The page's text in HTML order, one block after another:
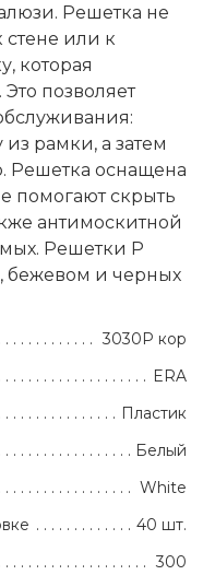
Решетка не
стене или к
которая
позволяет
рамки, а затем
Решетка оснащена
помогают скрыть
антимоскитной
Решетки Р
бежевом и черных
3030Р кор
ERA
Пластик
Белый
White
40 шт.
300